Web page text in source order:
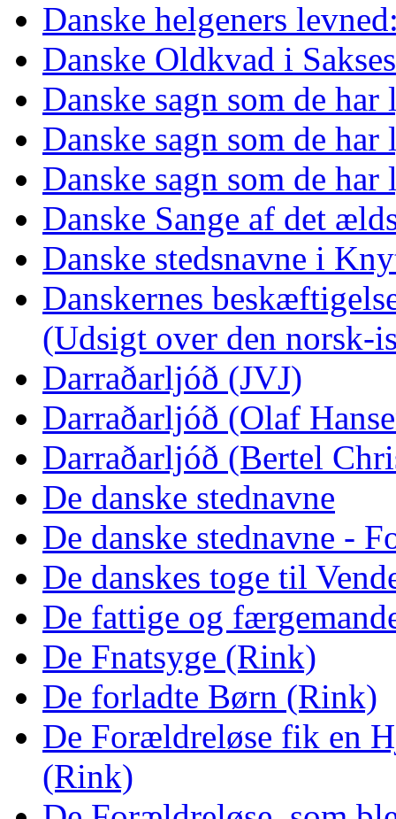
Danske helgeners
Danske Oldkvad i
Danske sagn som de
Danske sagn som de
Danske sagn som de
Danske Sange af det
Danske stedsnavne i
Danskernes
(Udsigt over den norsk-
Darraðarljóð (JVJ)
Darraðarljóð (Olaf
Darraðarljóð (Bertel
De danske stednavne
De danske stednavne -
De danskes toge til
De fattige og
De Fnatsyge (Rink)
De forladte Børn (Rink)
De Forældreløse fik en
(Rink)